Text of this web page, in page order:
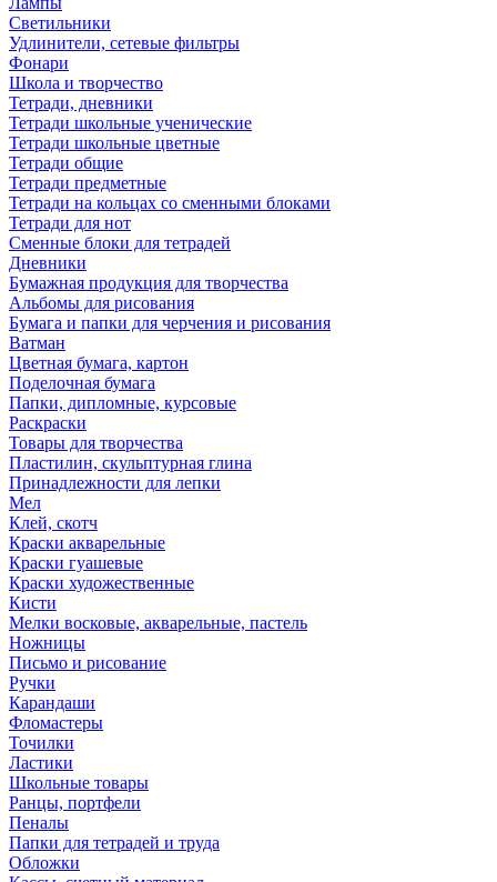
Светильники
Удлинители, сетевые фильтры
Фонари
Школа и творчество
Тетради, дневники
Тетради школьные ученические
Тетради школьные цветные
Тетради общие
Тетради предметные
Тетради на кольцах со сменными блоками
Тетради для нот
Сменные блоки для тетрадей
Дневники
Бумажная продукция для творчества
Альбомы для рисования
Бумага и папки для черчения и рисования
Ватман
Цветная бумага, картон
Поделочная бумага
Папки, дипломные, курсовые
Раскраски
Товары для творчества
Пластилин, скульптурная глина
Принадлежности для лепки
Мел
Клей, скотч
Краски акварельные
Краски гуашевые
Краски художественные
Кисти
Мелки восковые, акварельные, пастель
Ножницы
Письмо и рисование
Ручки
Карандаши
Фломастеры
Точилки
Ластики
Школьные товары
Ранцы, портфели
Пеналы
Папки для тетрадей и труда
Обложки